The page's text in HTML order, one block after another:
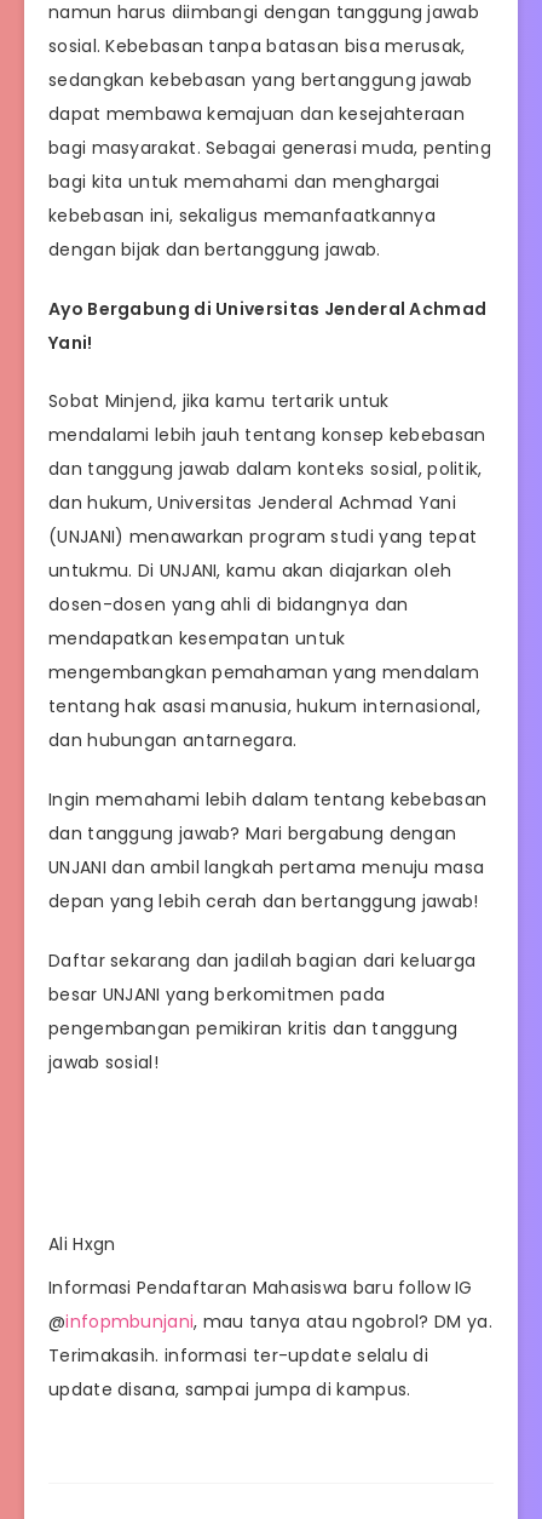
namun harus diimbangi dengan tanggung jawab
sosial. Kebebasan tanpa batasan bisa merusak,
sedangkan kebebasan yang bertanggung jawab
dapat membawa kemajuan dan kesejahteraan
bagi masyarakat. Sebagai generasi muda, penting
bagi kita untuk memahami dan menghargai
kebebasan ini, sekaligus memanfaatkannya
dengan bijak dan bertanggung jawab.
Ayo Bergabung di Universitas Jenderal Achmad
Yani!
Sobat Minjend, jika kamu tertarik untuk
mendalami lebih jauh tentang konsep kebebasan
dan tanggung jawab dalam konteks sosial, politik,
dan hukum, Universitas Jenderal Achmad Yani
(UNJANI) menawarkan program studi yang tepat
untukmu. Di UNJANI, kamu akan diajarkan oleh
dosen-dosen yang ahli di bidangnya dan
mendapatkan kesempatan untuk
mengembangkan pemahaman yang mendalam
tentang hak asasi manusia, hukum internasional,
dan hubungan antarnegara.
Ingin memahami lebih dalam tentang kebebasan
dan tanggung jawab? Mari bergabung dengan
UNJANI dan ambil langkah pertama menuju masa
depan yang lebih cerah dan bertanggung jawab!
Daftar sekarang dan jadilah bagian dari keluarga
besar UNJANI yang berkomitmen pada
pengembangan pemikiran kritis dan tanggung
jawab sosial!
Ali Hxgn
Informasi Pendaftaran Mahasiswa baru follow IG
@infopmbunjani, mau tanya atau ngobrol? DM ya.
Terimakasih. informasi ter-update selalu di
update disana, sampai jumpa di kampus.